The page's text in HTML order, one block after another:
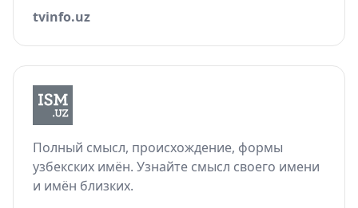
tvinfo.uz
Полный смысл, происхождение, формы
узбекских имён. Узнайте смысл своего имени
и имён близких.